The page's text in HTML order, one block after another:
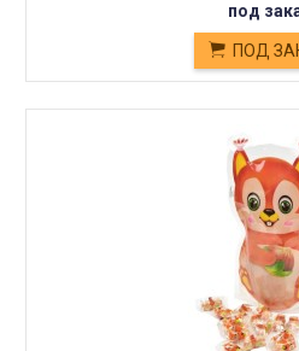
под
ПОД